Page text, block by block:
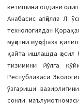
кетишини олдини
Анабасис апҳйлла Л.
технологиядан
муҳитни муҳофаза
қайта ишлашда ҳосил
тизимини йўлга
Республикаси
ўзгариши
сонли